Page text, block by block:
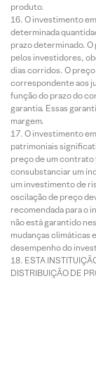
produto.
O investimento
determinada
prazo determinado.
pelos investidores,
dias corridos. O preço
correspondente aos
função do prazo do
garantia. Essas
margem.
O investimento
patrimoniais
preço de um
consubstanciar um
um investimento de
oscilação de preço
recomendada para o
não está garantido
mudanças climáticas
desempenho do
ESTA
DISTRIBUIÇÃO DE